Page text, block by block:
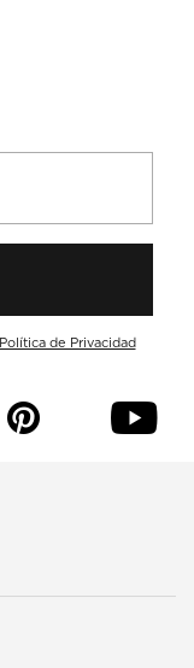
Política de Privacidad
p y